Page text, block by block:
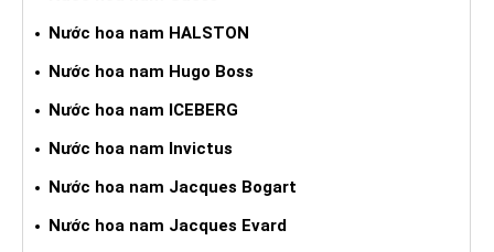
Nước hoa nam HALSTON
Nước hoa nam Hugo Boss
Nước hoa nam ICEBERG
Nước hoa nam Invictus
Nước hoa nam Jacques Bogart
Nước hoa nam Jacques Evard